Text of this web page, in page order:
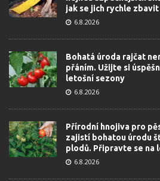
jak se jich rychle zbavit
6.8.2026
Bohatá úroda rajčat
přáním. Užijte si
letošní sezony
6.8.2026
Přírodní hnojiva pro
zajistí bohatou úrodu
plodů. Připravte se na
6.8.2026